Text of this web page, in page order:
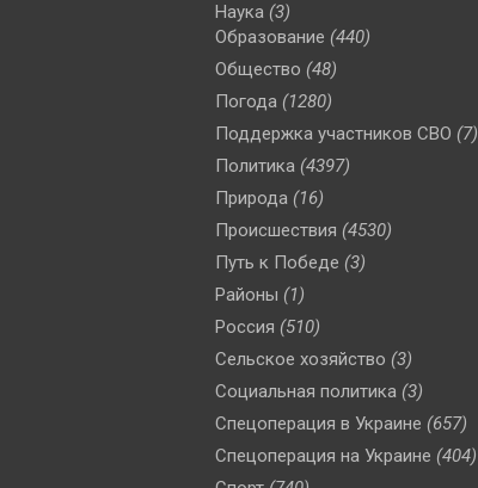
Наука (3)
Образование (440)
Общество (48)
Погода (1280)
Поддержка участников СВО (7)
Политика (4397)
Природа (16)
Происшествия (4530)
Путь к Победе (3)
Районы (1)
Россия (510)
Сельское хозяйство (3)
Социальная политика (3)
Спецоперация в Украине (657)
Спецоперация на Украине (404)